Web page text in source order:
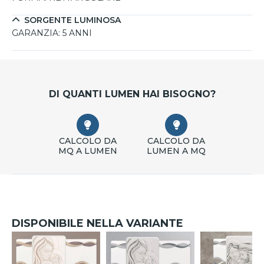
SORGENTE LUMINOSA
GARANZIA: 5 ANNI
DI QUANTI LUMEN HAI BISOGNO?
CALCOLO DA
MQ A LUMEN
CALCOLO DA
LUMEN A MQ
DISPONIBILE NELLA VARIANTE